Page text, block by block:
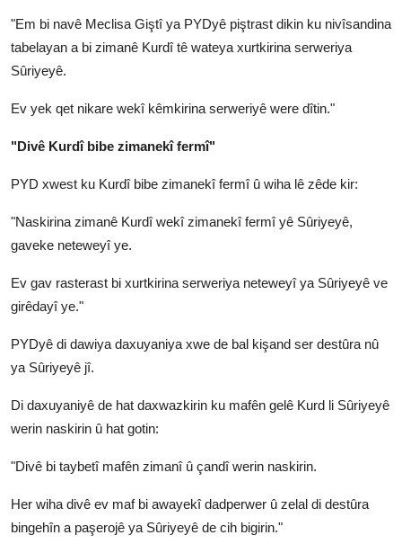
"Em bi navê Meclisa Giştî ya PYDyê piştrast dikin ku nivîsandina
tabelayan a bi zimanê Kurdî tê wateya xurtkirina serweriya
Sûriyeyê.
Ev yek qet nikare wekî kêmkirina serweriyê were dîtin."
"Divê Kurdî bibe zimanekî fermî"
PYD xwest ku Kurdî bibe zimanekî fermî û wiha lê zêde kir:
"Naskirina zimanê Kurdî wekî zimanekî fermî yê Sûriyeyê,
gaveke neteweyî ye.
Ev gav rasterast bi xurtkirina serweriya neteweyî ya Sûriyeyê ve
girêdayî ye."
PYDyê di dawiya daxuyaniya xwe de bal kişand ser destûra nû
ya Sûriyeyê jî.
Di daxuyaniyê de hat daxwazkirin ku mafên gelê Kurd li Sûriyeyê
werin naskirin û hat gotin:
"Divê bi taybetî mafên zimanî û çandî werin naskirin.
Her wiha divê ev maf bi awayekî dadperwer û zelal di destûra
bingehîn a paşerojê ya Sûriyeyê de cih bigirin."